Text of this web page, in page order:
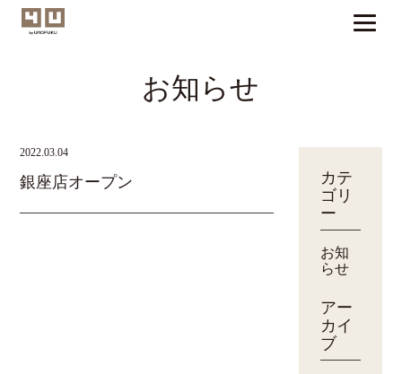
お知らせ
2022.03.04
銀座店オープン
カテ
ゴリ
ー
お知
らせ
アー
カイ
ブ